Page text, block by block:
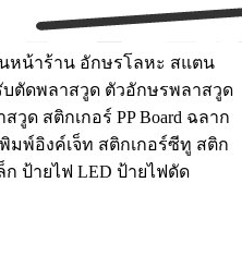
หน้าร้าน อักษรโลหะ สแตน
บตัดพลาสวูด ตัวอักษรพลาสวูด
ด สติกเกอร์ PP Board ฉลาก
มพ์อิงค์เจ็ท สติกเกอร์ซีทู สติก
ป้ายไฟ LED ป้ายไฟดัด